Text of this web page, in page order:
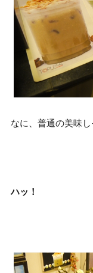
なに、普通の美味
ハッ！